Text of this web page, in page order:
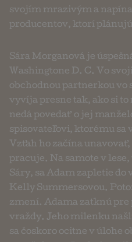
svojím mrazivým a
producentov, ktorí
Sára Morganová je
Washingtone D. C. Vo
obchodnou partnerkou vo
vyvíja presne tak, ako si to
nedá povedať o jej
spisovateľovi, ktorému sa
Vzťah ho začína
pracuje. Na samote v
Sáry, sa Adam zapletie do
Kelly Summersovou.
zmení. Adama zatknú pre
vraždy. Jeho milenku
sa čoskoro ocitne v úlohe